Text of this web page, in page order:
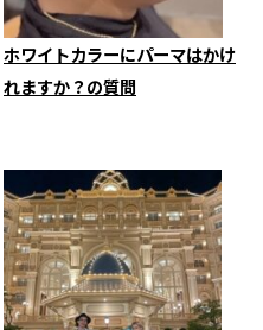
ホワイトカラーにパーマはかけ
れますか？の質問